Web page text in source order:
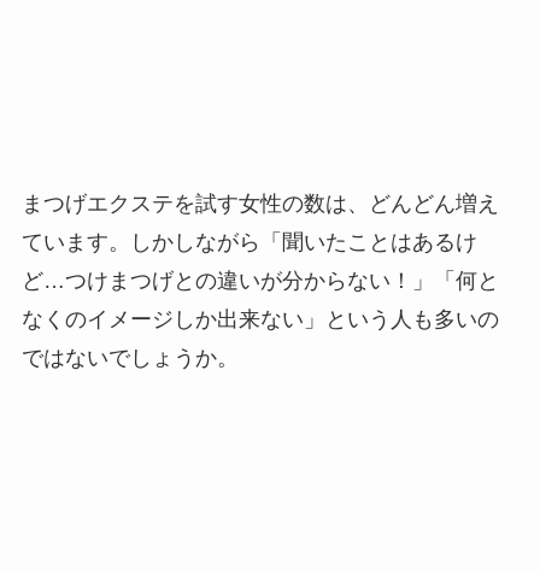
まつげエクステを試す女性の数は、どんどん増え
ています。しかしながら「聞いたことはあるけ
ど…つけまつげとの違いが分からない！」「何と
なくのイメージしか出来ない」という人も多いの
ではないでしょうか。